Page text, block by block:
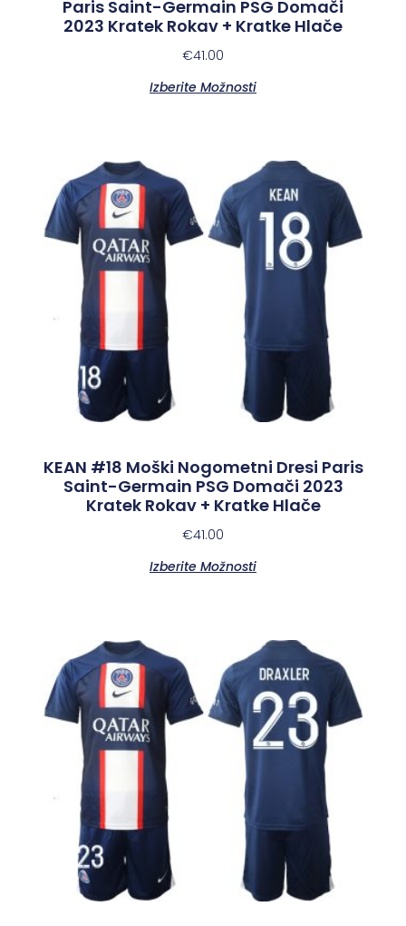
Paris Saint-Germain PSG Domači
2023 Kratek Rokav + Kratke Hlače
€41.00
Izberite Možnosti
KEAN #18 Moški Nogometni Dresi Paris
Saint-Germain PSG Domači 2023
Kratek Rokav + Kratke Hlače
€41.00
Izberite Možnosti